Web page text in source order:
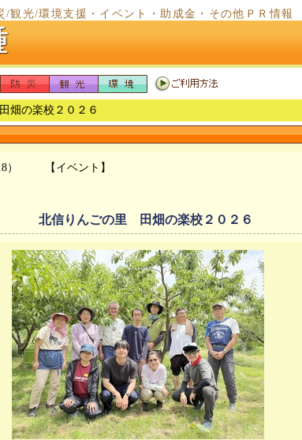
観光/環境支援・イベント・助成金・その他ＰＲ情報
畑の楽校２０２６
） 【イベント】
北信りんごの里 田畑の楽校２０２６